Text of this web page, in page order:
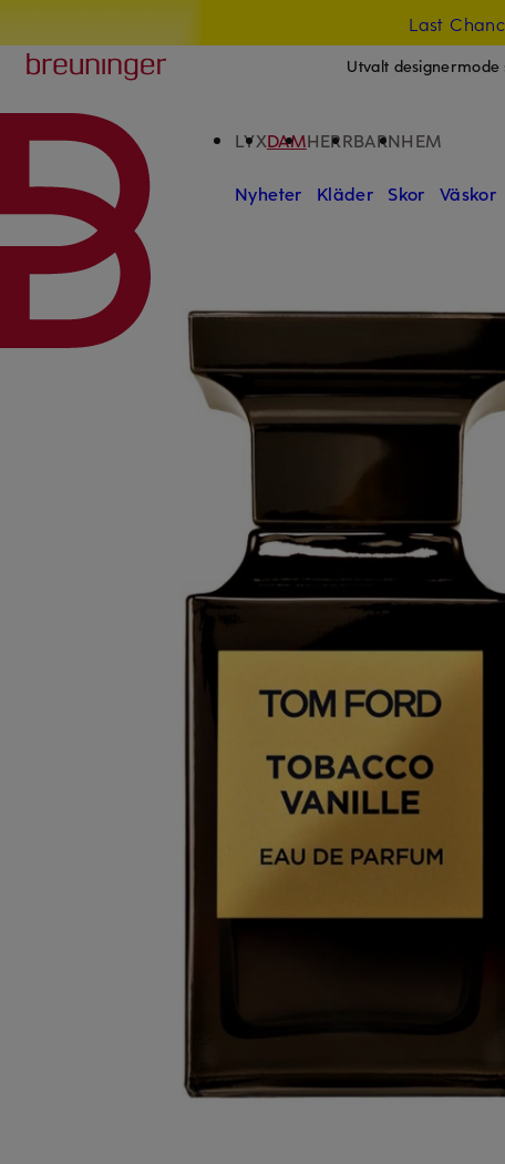
Last
Breuninger
Utvalt designermode
LYXDAMHERRBARNHEM
Nyheter Kläder Skor Väskor